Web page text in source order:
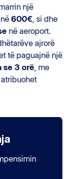
një
600€ , si dhe
në aeroport.
ajrorë
të paguajnë një
se 3 orë , me